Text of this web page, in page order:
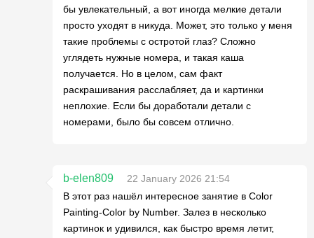
бы увлекательный, а вот иногда мелкие детали
просто уходят в никуда. Может, это только у меня
такие проблемы с остротой глаз? Сложно
углядеть нужные номера, и такая каша
получается. Но в целом, сам факт
раскрашивания расслабляет, да и картинки
неплохие. Если бы доработали детали с
номерами, было бы совсем отлично.
b-elen809
22 January 2026 21:54
В этот раз нашёл интересное занятие в Color
Painting-Color by Number. Залез в несколько
картинок и удивился, как быстро время летит,